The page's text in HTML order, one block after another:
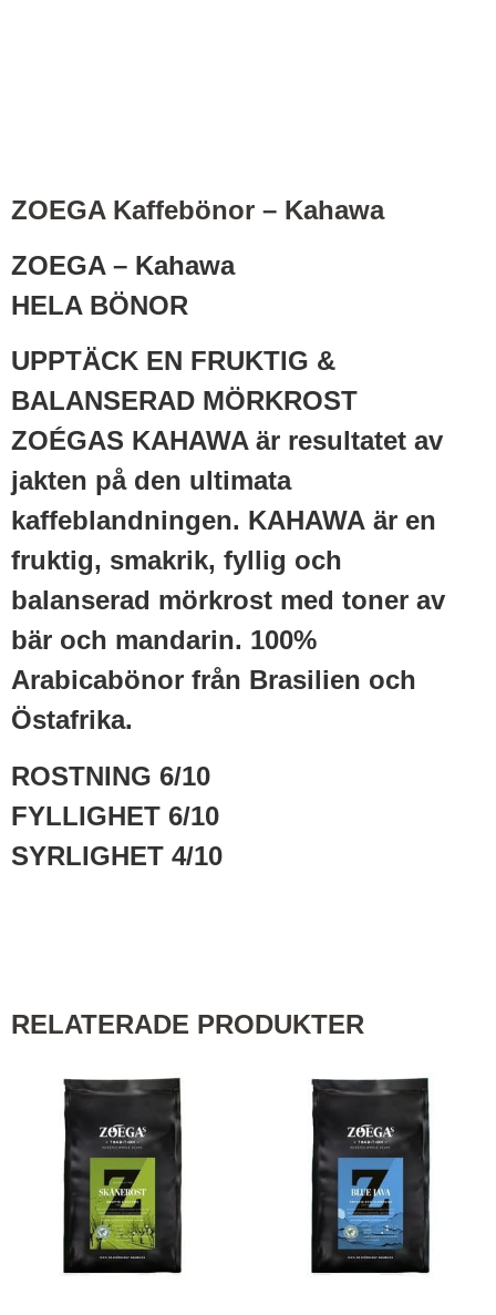
ZOEGA Kaffebönor – Kahawa
ZOEGA – Kahawa
HELA BÖNOR
UPPTÄCK EN FRUKTIG &
BALANSERAD MÖRKROST
ZOÉGAS KAHAWA är resultatet av
jakten på den ultimata
kaffeblandningen. KAHAWA är en
fruktig, smakrik, fyllig och
balanserad mörkrost med toner av
bär och mandarin. 100%
Arabicabönor från Brasilien och
Östafrika.
ROSTNING 6/10
FYLLIGHET 6/10
SYRLIGHET 4/10
RELATERADE PRODUKTER